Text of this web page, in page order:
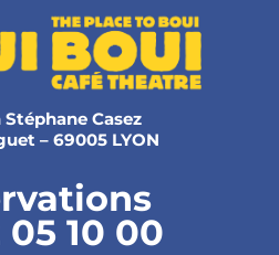
Casez
– 69005 LYON
10 00